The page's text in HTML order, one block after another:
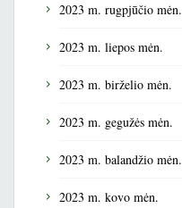
2023 m. rugpjūčio mėn.
2023 m. liepos mėn.
2023 m. birželio mėn.
2023 m. gegužės mėn.
2023 m. balandžio mėn.
2023 m. kovo mėn.